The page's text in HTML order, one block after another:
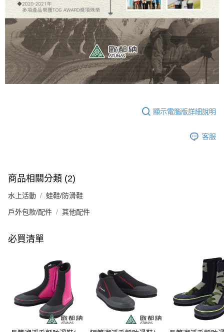
顯示電腦版詳細說明
客服
商品相關分類 (2)
水上活動 蛙鞋/防滑鞋
戶外包款/配件 其他配件
必買清單